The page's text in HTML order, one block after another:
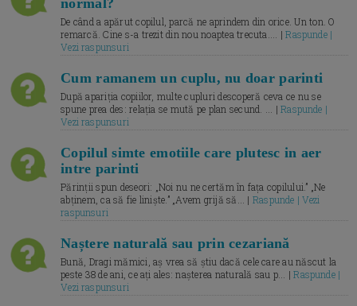
De când a apărut copilul, parcă ne aprindem din orice. Un ton. O
remarcă. Cine s-a trezit din nou noaptea trecuta.... |Raspunde |
Vezi raspunsuri
Cum ramanem un cuplu, nu doar parinti
După apariția copiilor, multe cupluri descoperă ceva ce nu se
spune prea des: relația se mută pe plan secund. ... |Raspunde |
Vezi raspunsuri
Copilul simte emotiile care plutesc in aer
intre parinti
Părinții spun deseori: „Noi nu ne certăm în fața copilului.” „Ne
abținem, ca să fie liniște.” „Avem grijă să... | Raspunde | Vezi
raspunsuri
Naștere naturală sau prin cezariană
Bună, Dragi mămici, aș vrea să știu dacă cele care au născut la
peste 38 de ani, ce ați ales: nașterea naturală sau p... |Raspunde |
Vezi raspunsuri